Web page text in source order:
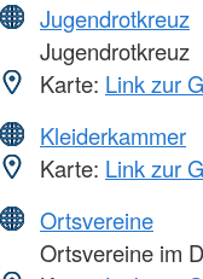
Jugendrotkreuz
Jugendrotkreuz
Karte: Link zur
Kleiderkammer
Karte: Link zur
Ortsvereine
Ortsvereine im